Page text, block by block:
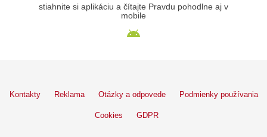
stiahnite si aplikáciu a čítajte Pravdu pohodlne aj v
mobile
Kontakty Reklama Otázky a odpovede Podmienky používania
Cookies GDPR